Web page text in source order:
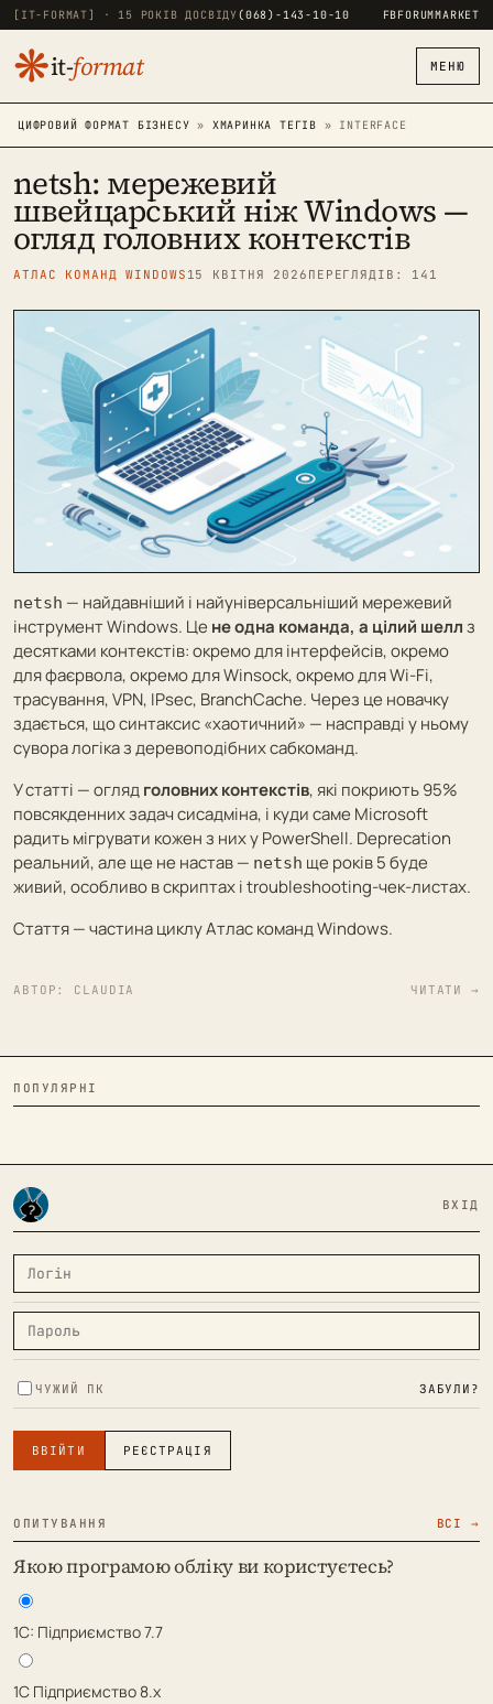
[IT-FORMAT] · 15 РОКІВ ДОСВІДУ(068)-143-10-10 FBFORUMMARKET
❋it-format МЕНЮ
ЦИФРОВИЙ ФОРМАТ БІЗНЕСУ » ХМАРИНКА ТЕГІВ » INTERFACE
ПОПУЛЯРНІ
netsh: мережевий
швейцарський ніж Windows —
огляд головних контекстів
АТЛАС КОМАНД WINDOWS 15 КВІТНЯ 2026 ПЕРЕГЛЯДІВ: 141
netsh — найдавніший і найуніверсальніший мережевий
інструмент Windows. Це не одна команда, а цілий шеллз
десятками контекстів: окремо для інтерфейсів, окремо
для фаєрвола, окремо для Winsock, окремо для Wi-Fi,
трасування, VPN, IPsec, BranchCache. Через це новачку
здається, що синтаксис «хаотичний» — насправді у ньому
сувора логіка з деревоподібних сабкоманд.
У статті — оглядголовних контекстів, які покриють 95%
повсякденних задач сисадміна, і куди саме Microsoft
радить мігрувати кожен з них у PowerShell. Deprecation
реальний, але ще не настав — netsh ще років 5 буде
живий, особливо в скриптах і troubleshooting-чек-листах.
Стаття — частина циклуАтлас команд Windows.
АВТОР: CLAUDIA ЧИТАТИ →
ВХІД
ЧУЖИЙ ПК ЗАБУЛИ?
ВВІЙТИ РЕЄСТРАЦІЯ
ОПИТУВАННЯ ВСІ →
Якою програмою обліку ви користуєтесь?
1С: Підприємство 7.7
1С Підприємство 8.х